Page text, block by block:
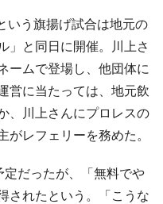
う旗揚げ試合は地元の
」と同日に開催。川上さ
ームで登場し、他団体に
営に当たっては、地元飲
、川上さんにプロレスの
レフェリーを務めた。
だったが、「無料でや
されたという。「こうな